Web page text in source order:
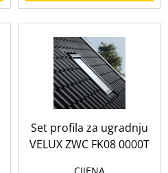
Set profila za ugradnju
VELUX ZWC FK08 0000T